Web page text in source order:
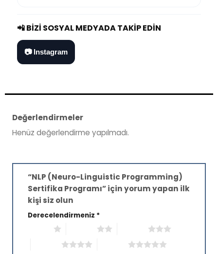
📲 BIZI SOSYAL MEDYADA TAKIP EDIN
📷 Instagram
Değerlendirmeler
Henüz değerlendirme yapılmadı.
“NLP (Neuro-Linguistic Programming)
Sertifika Programı” için yorum yapan ilk
kişi siz olun
Derecelendirmeniz *